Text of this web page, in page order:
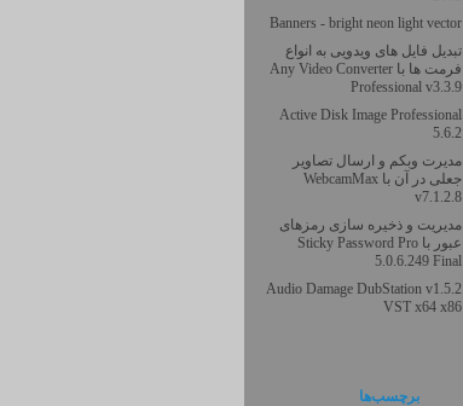
Banners - bright neon light vector
تبدیل فایل های ویدویی به انواع
فرمت ها با Any Video Converter
Professional v3.3.9
Active Disk Image Professional
5.6.2
مديرت وبكم و ارسال تصاویر
جعلی در آن با WebcamMax
v7.1.2.8
مدیریت و ذخیره سازی رمزهای
عبور با Sticky Password Pro
5.0.6.249 Final
Audio Damage DubStation v1.5.2
VST x64 x86
برچسب‌ها